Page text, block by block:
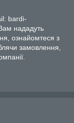
bardi-
нададуть
ознайомтеся з
замовлення,